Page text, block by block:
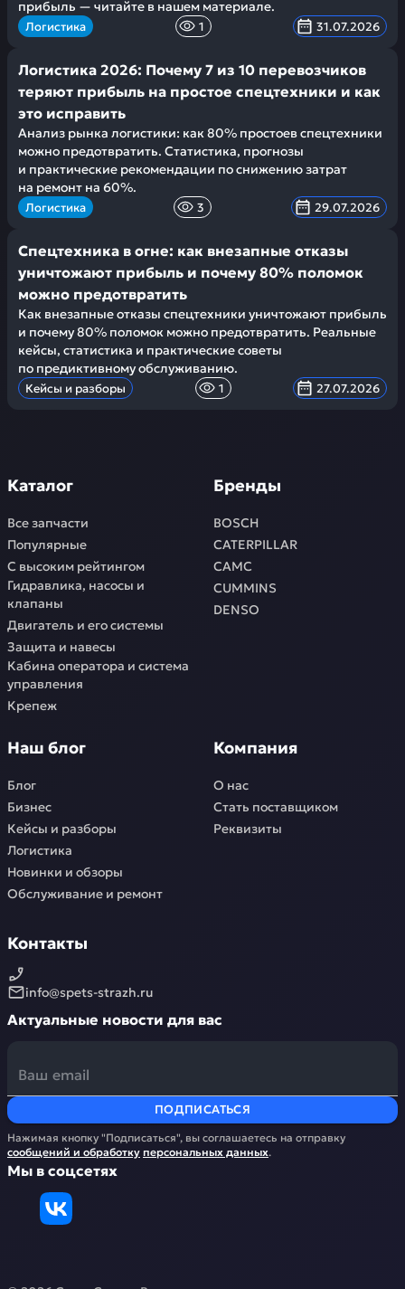
прибыль — читайте в нашем материале.
Логистика 1 31.07.2026
Логистика 2026: Почему 7 из 10 перевозчиков
теряют прибыль на простое спецтехники и как
это исправить
Анализ рынка логистики: как 80% простоев спецтехники
можно предотвратить. Статистика, прогнозы
и практические рекомендации по снижению затрат
на ремонт на 60%.
Логистика 3 29.07.2026
Спецтехника в огне: как внезапные отказы
уничтожают прибыль и почему 80% поломок
можно предотвратить
Как внезапные отказы спецтехники уничтожают прибыль
и почему 80% поломок можно предотвратить. Реальные
кейсы, статистика и практические советы
по предиктивному обслуживанию.
Кейсы и разборы 1 27.07.2026
Каталог
Все запчасти
Популярные
С высоким рейтингом
Гидравлика, насосы и
клапаны
Двигатель и его системы
Защита и навесы
Кабина оператора и система
управления
Крепеж
Бренды
BOSCH
CATERPILLAR
CAMC
CUMMINS
DENSO
Наш блог
Блог
Бизнес
Кейсы и разборы
Логистика
Новинки и обзоры
Обслуживание и ремонт
Компания
О нас
Стать поставщиком
Реквизиты
Контакты
info@spets-strazh.ru
Актуальные новости для вас
ПОДПИСАТЬСЯ
Нажимая кнопку "Подписаться", вы соглашаетесь на отправку
сообщений и обработку персональных данных.
Мы в соцсетях